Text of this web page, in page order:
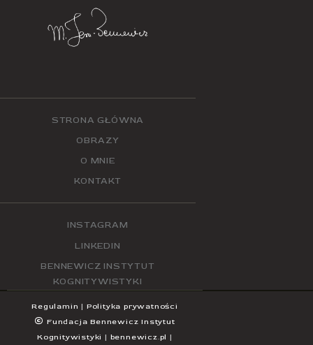
STRONA GŁÓWNA
OBRAZY
O MNIE
KONTAKT
INSTAGRAM
LINKEDIN
BENNEWICZ INSTYTUT
KOGNITYWISTYKI
Regulamin | Polityka prywatności
© Fundacja Bennewicz Instytut
Kognitywistyki | bennewicz.pl|